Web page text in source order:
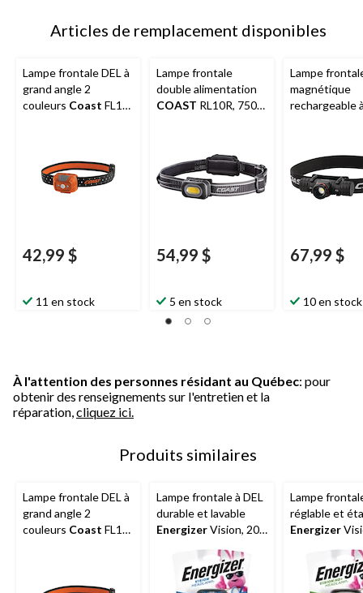
Articles de remplacement disponibles
Lampe frontale DEL à
grand angle 2
couleurs Coast FL19,
42,99 $
11 en stock
Lampe frontale
double alimentation
COAST RL10R, 750
54,99 $
5 en stock
Lampe
magnétique
rechargeable
des
Coast
67,99 $
10 en stock
À l'attention des personnes résidant au Québec: pour
obtenir des renseignements sur l'entretien et la
réparation, cliquez ici.
Produits similaires
Lampe frontale DEL à
grand angle 2
couleurs Coast FL19,
Lampe frontale à DEL
durable et lavable
EnergizerVision, 200
comprises
Lampe
réglable et
Energizer
piles